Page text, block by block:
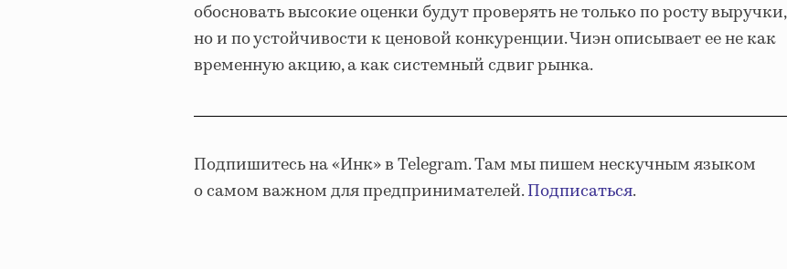
обосновать высокие оценки будут проверять не только по росту выручки,
но и по устойчивости к ценовой конкуренции. Чиэн описывает ее не как
временную акцию, а как системный сдвиг рынка.
Подпишитесь на «Инк» в Telegram. Там мы пишем нескучным языком
о самом важном для предпринимателей.Подписаться.